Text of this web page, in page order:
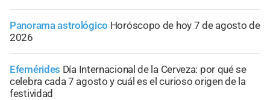
Panorama astrológico Horóscopo de hoy 7 de agosto de
2026
Efemérides Día Internacional de la Cerveza: por qué se
celebra cada 7 agosto y cuál es el curioso origen de la
festividad